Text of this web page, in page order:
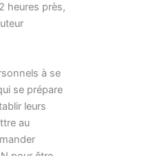
heures près,
à se
se prépare
leurs
au